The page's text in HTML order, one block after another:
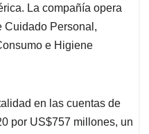
La compañía opera
Cuidado Personal,
e Higiene
en las cuentas de
por US$757 millones, un